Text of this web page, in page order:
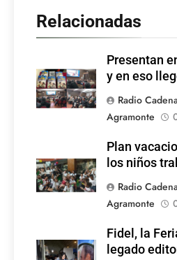
Relacionadas
Presentan
y en eso
Radio
Agramonte
Plan
los niños
Radio
Agramonte
Fidel, la
legado